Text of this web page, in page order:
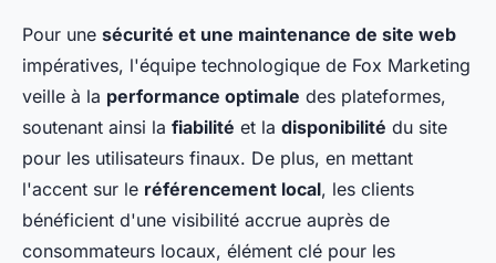
Pour une sécurité et une maintenance de site web
impératives, l'équipe technologique de Fox Marketing
veille à la performance optimale des plateformes,
soutenant ainsi la fiabilité et la disponibilité du site
pour les utilisateurs finaux. De plus, en mettant
l'accent sur le référencement local, les clients
bénéficient d'une visibilité accrue auprès de
consommateurs locaux, élément clé pour les